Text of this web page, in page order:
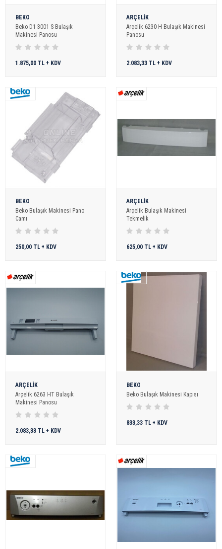
BEKO
Beko D1 3001 S Bulaşık
Makinesi Panosu
1.875,00 TL + KDV
ARÇELİK
Arçelik 6230 H Bulaşık Makinesi
Panosu
2.083,33 TL + KDV
BEKO
Beko Bulaşık Makinesi Pano
Camı
250,00 TL + KDV
ARÇELİK
Arçelik Bulaşık Makinesi
Tekmelik
625,00 TL + KDV
ARÇELİK
Arçelik 6263 HT Bulaşık
Makinesi Panosu
2.083,33 TL + KDV
BEKO
Beko Bulaşık Makinesi Kapısı
833,33 TL + KDV